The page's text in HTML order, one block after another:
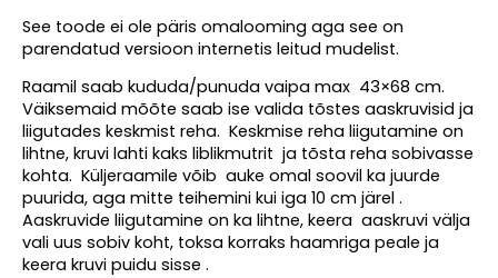
See toode ei ole päris omalooming aga see on
parendatud versioon internetis leitud mudelist.
Raamil saab kududa/punuda vaipa max 43×68 cm.
Väiksemaid mõõte saab ise valida tõstes aaskruvisid ja
liigutades keskmist reha. Keskmise reha liigutamine on
lihtne, kruvi lahti kaks liblikmutrit ja tõsta reha sobivasse
kohta. Küljeraamile võib auke omal soovil ka juurde
puurida, aga mitte teihemini kui iga 10 cm järel .
Aaskruvide liigutamine on ka lihtne, keera aaskruvi välja
vali uus sobiv koht, toksa korraks haamriga peale ja
keera kruvi puidu sisse .